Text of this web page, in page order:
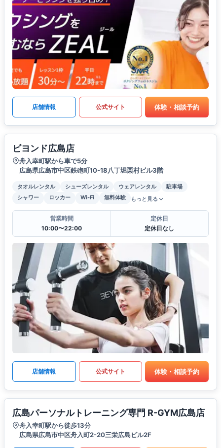
店舗情報 公式サイト 体験・相談予約
ビヨンド広島店
舟入幸町駅から車で5分
広島県広島市中区鉄砲町10-18八丁堀栗村ビル3階
タオルレンタル シューズレンタル ウェアレンタル
駐車場
シャワー
ロッカー Wi-Fi 無料体験 もっと見る
営業時間
10:00〜22:00
定休日
定休日なし
店舗情報 公式サイト 体験・相談予約
広島パーソナルトレーニング専門 R-GYM広島店
舟入幸町駅から徒歩13分
広島県広島市中区舟入町2-20三栄広島ビル2F